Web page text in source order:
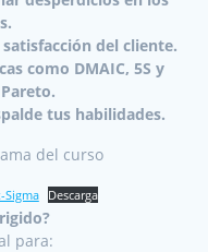
del cliente.
como DMAIC, 5S y
tus habilidades.
del curso
Sigma Descarga
para: